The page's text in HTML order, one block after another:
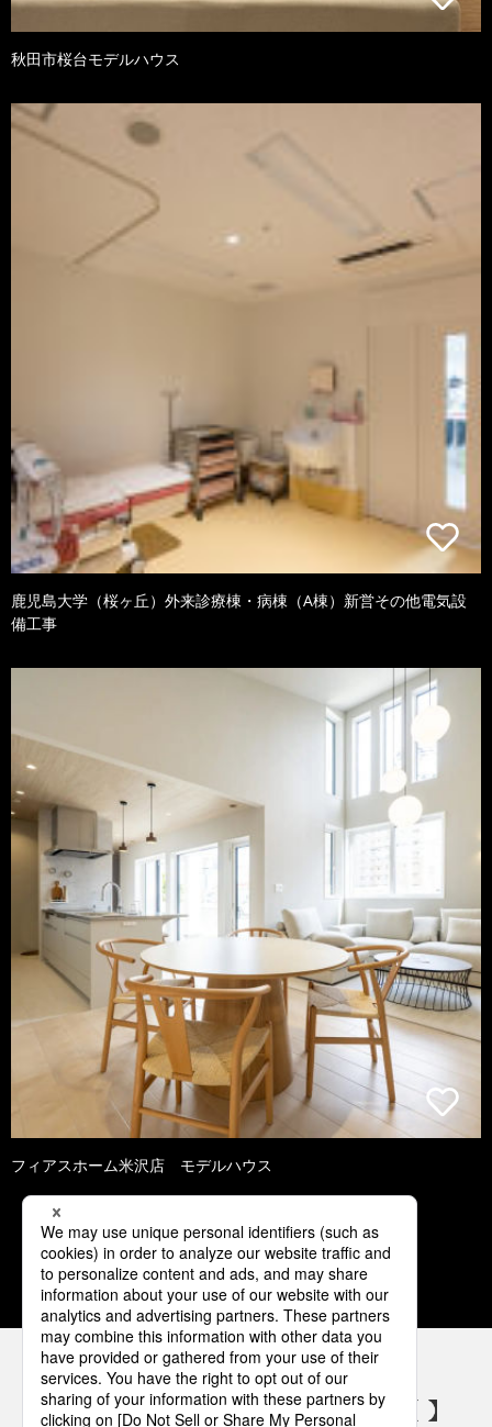
秋田市桜台モデルハウス
鹿児島大学（桜ヶ丘）外来診療棟・病棟（A棟）新営その他電気設
備工事
フィアスホーム米沢店 モデルハウス
1 2 3 4 5
パナソニックの電気設備 SNSアカウント